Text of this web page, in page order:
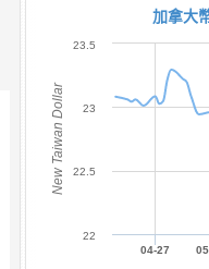
New Taiwan Dollar
加拿大
04-27
22
22.5
23
23.5